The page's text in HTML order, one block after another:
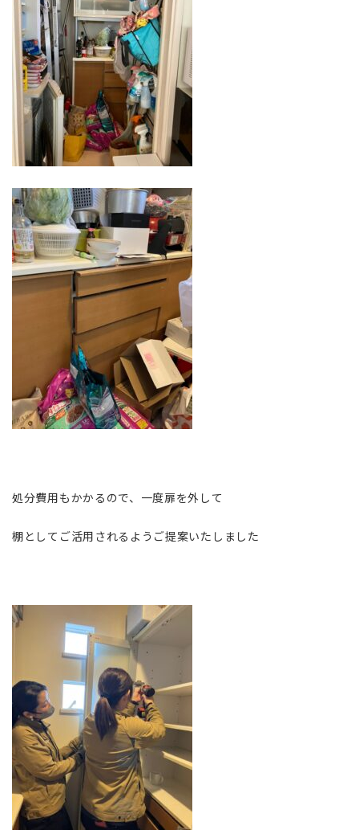
処分費用もかかるので、一度扉を外して
棚としてご活用されるようご提案いたしました